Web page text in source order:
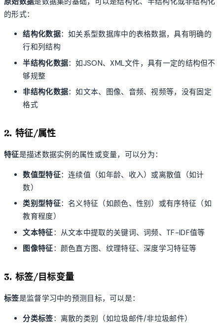
的形式：
结构化数据：如关系型数据库中的表格数据，具有明确的
行和列结构
半结构化数据：如JSON、XML文件，具有一定的结构但不
够规整
非结构化数据：如文本、图像、音频、视频等，没有固定
格式
2. 特征/属性
特征是描述数据实例的属性或变量，可以分为：
数值型特征：连续值（如年龄、收入）或离散值（如计
数）
类别型特征：名义特征（如颜色、性别）或有序特征（如
教育程度）
文本特征：从文本中提取的关键词、词频、TF-IDF值等
图像特征：颜色直方图、纹理特征、深度学习特征等
3. 标签/目标变量
标签是监督学习中的预测目标，可以是：
分类标签：离散的类别（如垃圾邮件/非垃圾邮件）